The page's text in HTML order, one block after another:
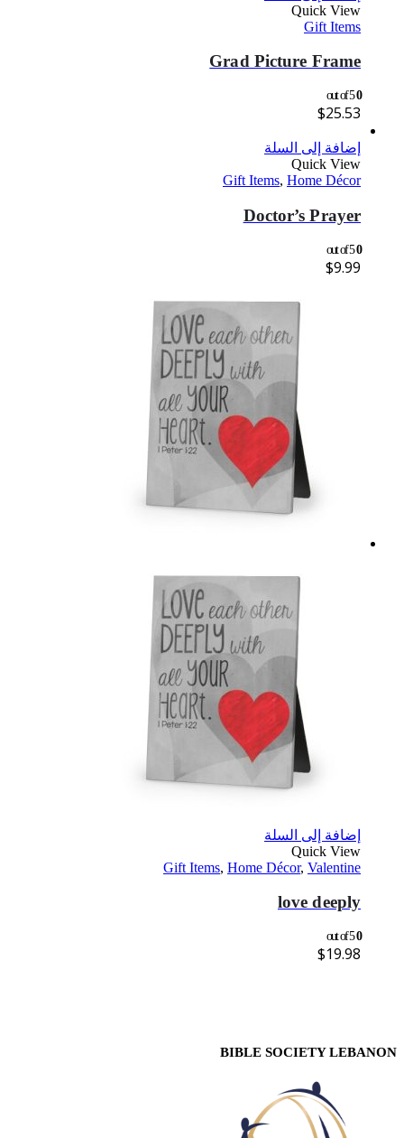
Quick View
Gift Items
Grad Picture Frame
0
out of 5
$25.53
إضافة إلى السلة
Quick View
Gift Items, Home Décor
Doctor’s Prayer
0
out of 5
$9.99
إضافة إلى السلة
Quick View
Gift Items, Home Décor, Valentine
love deeply
0
out of 5
$19.98
BIBLE SOCIETY LEBANON